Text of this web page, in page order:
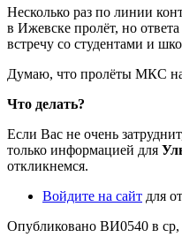
Несколько раз по линии
в Ижевске пролёт, но
встречу со студентами и
Думаю, что пролёты МКС
Что делать?
Если Вас не очень
только информацией для
откликнемся.
Войдите на сайт для
Опубликовано ВИ0540 в ср,